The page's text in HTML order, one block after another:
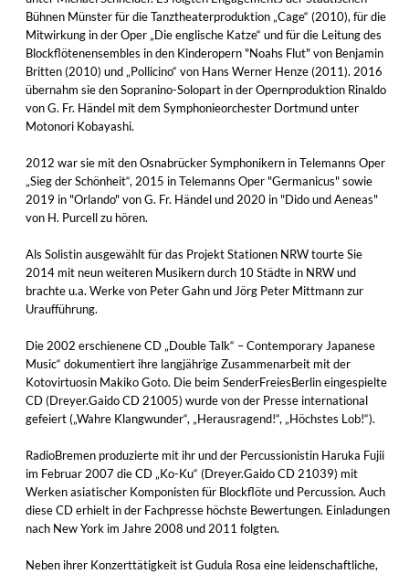
Bühnen Münster für die Tanztheaterproduktion „Cage“ (2010), für die
Mitwirkung in der Oper „Die englische Katze“ und für die Leitung des
Blockflötenensembles in den Kinderopern "Noahs Flut" von Benjamin
Britten (2010) und „Pollicino“ von Hans Werner Henze (2011). 2016
übernahm sie den Sopranino-Solopart in der Opernproduktion Rinaldo
von G. Fr. Händel mit dem Symphonieorchester Dortmund unter
Motonori Kobayashi.
2012 war sie mit den Osnabrücker Symphonikern in Telemanns Oper
„Sieg der Schönheit“, 2015 in Telemanns Oper "Germanicus" sowie
2019 in "Orlando" von G. Fr. Händel und 2020 in "Dido und Aeneas"
von H. Purcell zu hören.
Als Solistin ausgewählt für das Projekt Stationen NRW tourte Sie
2014 mit neun weiteren Musikern durch 10 Städte in NRW und
brachte u.a. Werke von Peter Gahn und Jörg Peter Mittmann zur
Uraufführung.
Die 2002 erschienene CD „Double Talk“ – Contemporary Japanese
Music“ dokumentiert ihre langjährige Zusammenarbeit mit der
Kotovirtuosin Makiko Goto. Die beim SenderFreiesBerlin eingespielte
CD (Dreyer.Gaido CD 21005) wurde von der Presse international
gefeiert („Wahre Klangwunder“, „Herausragend!“, „Höchstes Lob!“).
RadioBremen produzierte mit ihr und der Percussionistin Haruka Fujii
im Februar 2007 die CD „Ko-Ku“ (Dreyer.Gaido CD 21039) mit
Werken asiatischer Komponisten für Blockflöte und Percussion. Auch
diese CD erhielt in der Fachpresse höchste Bewertungen. Einladungen
nach New York im Jahre 2008 und 2011 folgten.
Neben ihrer Konzerttätigkeit ist Gudula Rosa eine leidenschaftliche,